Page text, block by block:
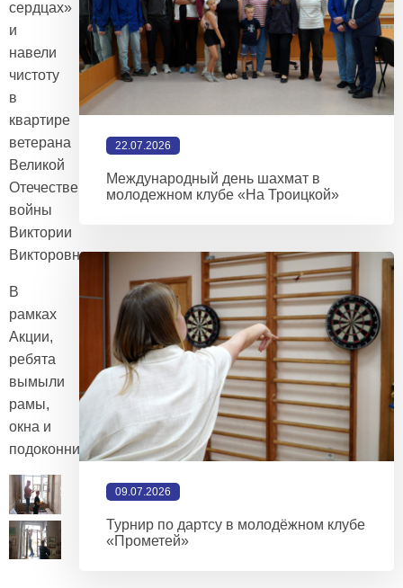
сердцах»
и
навели
чистоту
в
квартире
ветерана
Великой
Отечественной
войны
Виктории
Викторовны.
В
рамках
Акции,
ребята
вымыли
рамы,
окна и
подоконники.
22.07.2026
Международный день шахмат в
молодежном клубе «На Троицкой»
09.07.2026
Турнир по дартсу в молодёжном клубе
«Прометей»